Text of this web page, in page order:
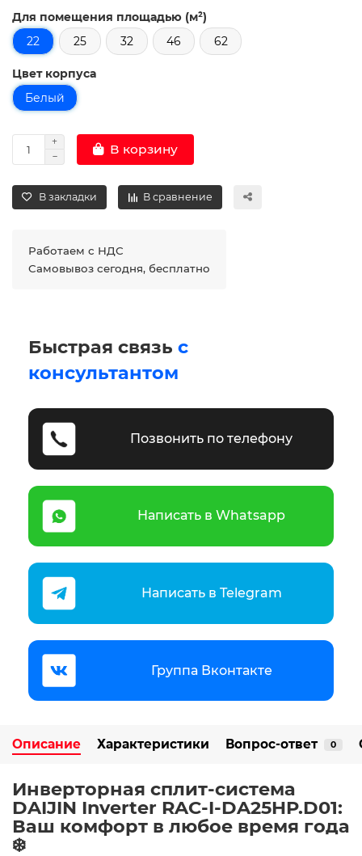
Для помещения площадью (м²)
22
25 32 46 62
Цвет корпуса
Белый
В корзину
В закладки В сравнение
Работаем с НДС
Самовывоз сегодня, бесплатно
Быстрая связь с
консультантом
Позвонить по телефону
Написать в Whatsapp
Написать в Telegram
Группа Вконтакте
Описание Характеристики Вопрос-ответ 0
Инверторная сплит-система
DAIJIN Inverter RAC-I-DA25HP.D01:
Ваш комфорт в любое время года
❄️